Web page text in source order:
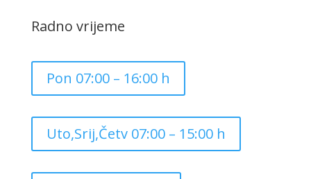
Radno vrijeme
Pon 07:00 – 16:00 h
Uto,Srij,Četv 07:00 – 15:00 h